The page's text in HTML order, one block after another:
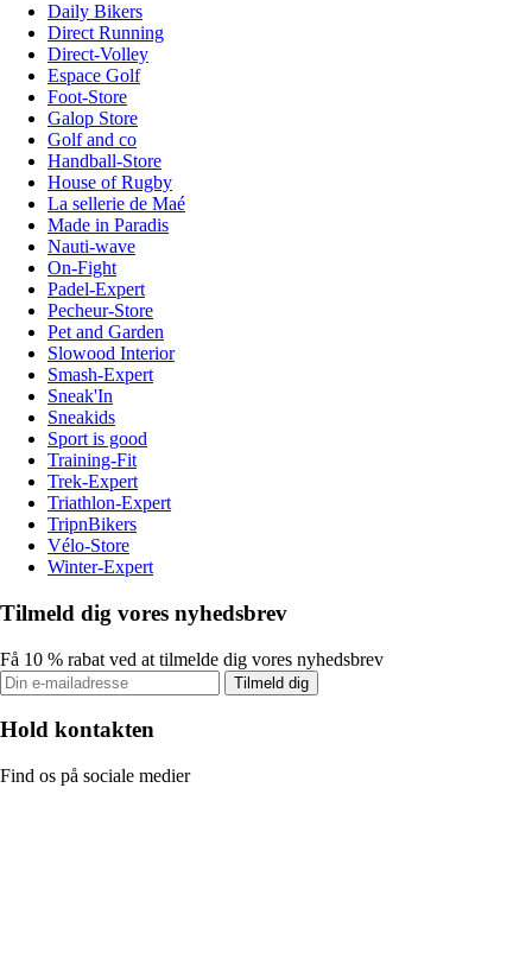
Daily Bikers
Direct Running
Direct-Volley
Espace Golf
Foot-Store
Galop Store
Golf and co
Handball-Store
House of Rugby
La sellerie de Maé
Made in Paradis
Nauti-wave
On-Fight
Padel-Expert
Pecheur-Store
Pet and Garden
Slowood Interior
Smash-Expert
Sneak'In
Sneakids
Sport is good
Training-Fit
Trek-Expert
Triathlon-Expert
TripnBikers
Vélo-Store
Winter-Expert
Tilmeld dig vores nyhedsbrev
Få 10 % rabat ved at tilmelde dig vores nyhedsbrev
Tilmeld dig
Hold kontakten
Find os på sociale medier